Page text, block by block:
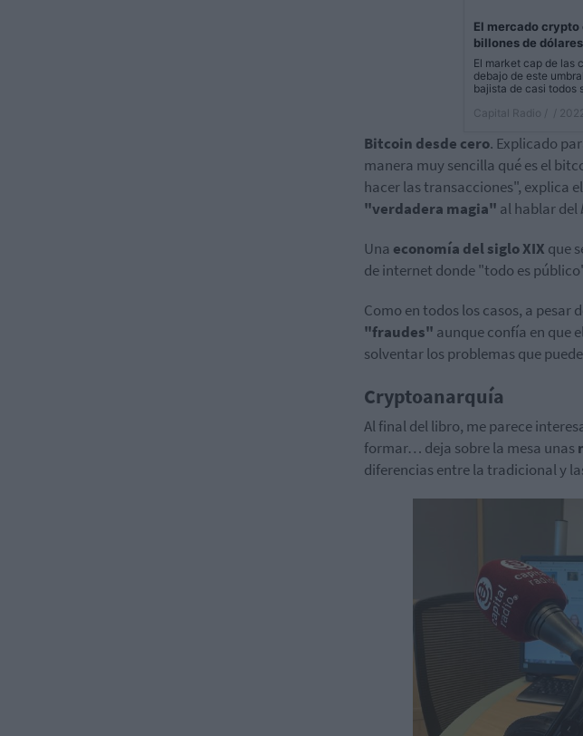
El mercado crypto
billones de dólares
El market cap de las
debajo de este
bajista de casi todos
Capital Radio /
/
Bitcoin desde cero. Explicado
manera muy sencilla qué es el
hacer las transacciones", explica
"verdadera magia" al hablar del
Una economía del siglo XIX que
de internet donde "todo es
Como en todos los casos, a pesar
"fraudes" aunque confía en que
solventar los problemas que
Cryptoanarquía
Al final del libro, me parece
formar… deja sobre la mesa unas
diferencias entre la tradicional y